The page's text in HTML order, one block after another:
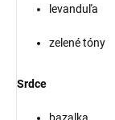
levanduľa
zelené tóny
Srdce